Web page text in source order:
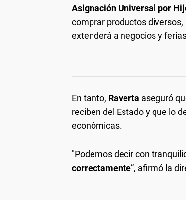
Asignación Universal por
comprar productos
extenderá a negocios y
En tanto, Raverta aseguró
reciben del Estado y que lo
económicas.
"Podemos decir con
correctamente”, afirmó la